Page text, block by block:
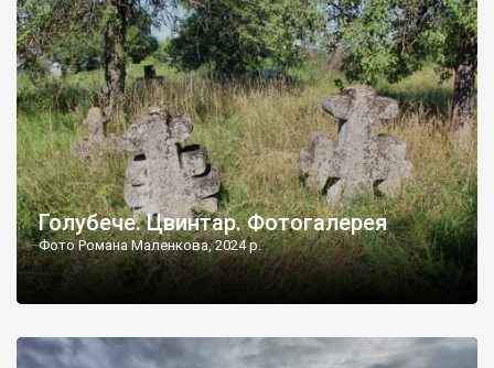
бруньками, кози ті бруньки обгризають, бо то улюблений
делікатес. На цвинтарі у Голубечому ціла колекція
різноманітних форм хрестів. Село відносно невелике, […]
Голубече. Цвинтар. Фотогалерея
Фото Романа Маленкова, 2024 р.